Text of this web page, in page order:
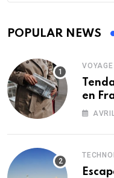
POPULAR NEWS
VOYAGE
en
Saison